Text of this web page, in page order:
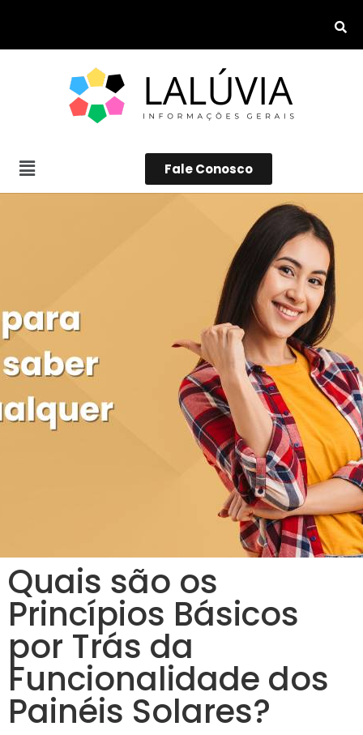
Fale Conosco
Quais são os
Princípios Básicos
por Trás da
Funcionalidade dos
Painéis Solares?